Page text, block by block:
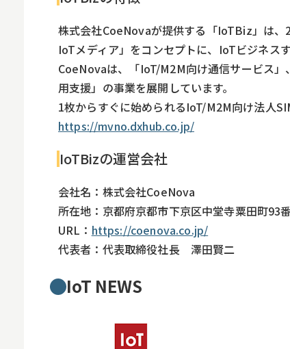
株式会社CoeNovaが提供する「IoTBiz」は、
IoTメディア」をコンセプトに、IoTビジネス
CoeNovaは、「IoT/M2M向け通信サービス
用支援」の事業を展開しています。
1枚からすぐに始められるIoT/M2M向け法人
https://mvno.dxhub.co.jp/
IoTBizの運営会社
会社名：株式会社CoeNova
所在地：京都府京都市下京区中堂寺粟田町
URL： https://coenova.co.jp/
代表者：代表取締役社長 澤田賢二
IoT NEWS